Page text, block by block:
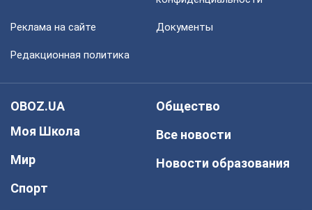
Реклама на сайте Документы
Редакционная политика
OBOZ.UA
Моя Школа
Мир
Спорт
Общество
Все новости
Новости образования